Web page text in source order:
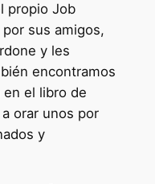
propio Job
sus amigos,
y les
encontramos
en el libro de
orar unos por
y